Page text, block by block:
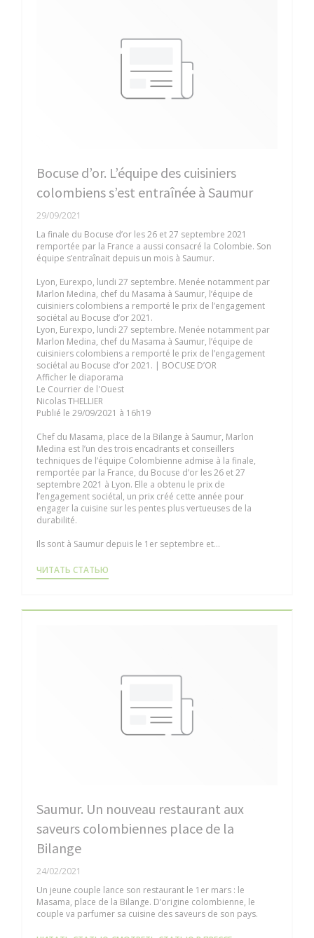
Bocuse d’or. L’équipe des cuisiniers
colombiens s’est entraînée à Saumur
29/09/2021
La finale du Bocuse d’or les 26 et 27 septembre 2021
remportée par la France a aussi consacré la Colombie. Son
équipe s’entraînait depuis un mois à Saumur.
Lyon, Eurexpo, lundi 27 septembre. Menée notamment par
Marlon Medina, chef du Masama à Saumur, l’équipe de
cuisiniers colombiens a remporté le prix de l’engagement
sociétal au Bocuse d’or 2021.
Lyon, Eurexpo, lundi 27 septembre. Menée notamment par
Marlon Medina, chef du Masama à Saumur, l’équipe de
cuisiniers colombiens a remporté le prix de l’engagement
sociétal au Bocuse d’or 2021. | BOCUSE D’OR
Afficher le diaporama
Le Courrier de l'Ouest
Nicolas THELLIER
Publié le 29/09/2021 à 16h19
Chef du Masama, place de la Bilange à Saumur, Marlon
Medina est l’un des trois encadrants et conseillers
techniques de l’équipe Colombienne admise à la finale,
remportée par la France, du Bocuse d’or les 26 et 27
septembre 2021 à Lyon. Elle a obtenu le prix de
l’engagement sociétal, un prix créé cette année pour
engager la cuisine sur les pentes plus vertueuses de la
durabilité.
Ils sont à Saumur depuis le 1er septembre et...
ЧИТАТЬ СТАТЬЮ
Saumur. Un nouveau restaurant aux
saveurs colombiennes place de la
Bilange
24/02/2021
Un jeune couple lance son restaurant le 1er mars : le
Masama, place de la Bilange. D’origine colombienne, le
couple va parfumer sa cuisine des saveurs de son pays.